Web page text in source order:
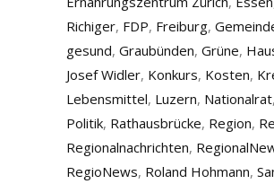
Richiger, FDP, Freiburg,
gesund, Graubünden, Grüne,
Josef Widler, Konkurs, Kosten,
Lebensmittel, Luzern, Nationalrat,
Politik, Rathausbrücke, Region,
Regionalnachrichten,
RegioNews, Roland Hohmann,